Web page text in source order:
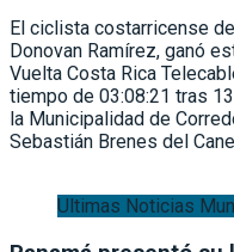
El ciclista costarricense
Donovan Ramírez, ganó
Vuelta Costa Rica
tiempo de 03:08:21 tras
la Municipalidad de
Sebastián Brenes del
Ultimas Noticias